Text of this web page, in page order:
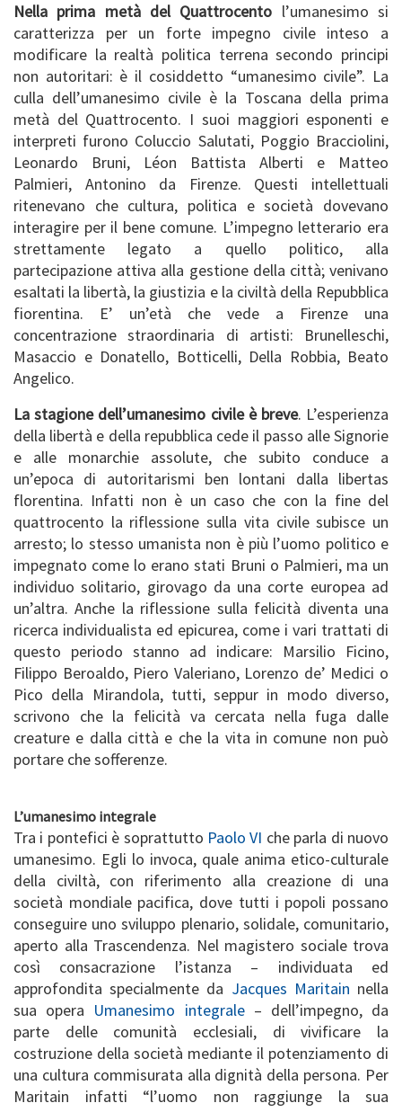
Nella prima metà del Quattrocento l’umanesimo si
caratterizza per un forte impegno civile inteso a
modificare la realtà politica terrena secondo principi
non autoritari: è il cosiddetto “umanesimo civile”. La
culla dell’umanesimo civile è la Toscana della prima
metà del Quattrocento. I suoi maggiori esponenti e
interpreti furono Coluccio Salutati, Poggio Bracciolini,
Leonardo Bruni, Léon Battista Alberti e Matteo
Palmieri, Antonino da Firenze. Questi intellettuali
ritenevano che cultura, politica e società dovevano
interagire per il bene comune. L’impegno letterario era
strettamente legato a quello politico, alla
partecipazione attiva alla gestione della città; venivano
esaltati la libertà, la giustizia e la civiltà della Repubblica
fiorentina. E’ un’età che vede a Firenze una
concentrazione straordinaria di artisti: Brunelleschi,
Masaccio e Donatello, Botticelli, Della Robbia, Beato
Angelico.
La stagione dell’umanesimo civile è breve. L’esperienza
della libertà e della repubblica cede il passo alle Signorie
e alle monarchie assolute, che subito conduce a
un’epoca di autoritarismi ben lontani dalla libertas
florentina. Infatti non è un caso che con la fine del
quattrocento la riflessione sulla vita civile subisce un
arresto; lo stesso umanista non è più l’uomo politico e
impegnato come lo erano stati Bruni o Palmieri, ma un
individuo solitario, girovago da una corte europea ad
un’altra. Anche la riflessione sulla felicità diventa una
ricerca individualista ed epicurea, come i vari trattati di
questo periodo stanno ad indicare: Marsilio Ficino,
Filippo Beroaldo, Piero Valeriano, Lorenzo de’ Medici o
Pico della Mirandola, tutti, seppur in modo diverso,
scrivono che la felicità va cercata nella fuga dalle
creature e dalla città e che la vita in comune non può
portare che sofferenze.
L’umanesimo integrale
Tra i pontefici è soprattutto Paolo VI che parla di nuovo
umanesimo. Egli lo invoca, quale anima etico-culturale
della civiltà, con riferimento alla creazione di una
società mondiale pacifica, dove tutti i popoli possano
conseguire uno sviluppo plenario, solidale, comunitario,
aperto alla Trascendenza. Nel magistero sociale trova
così consacrazione l’istanza – individuata ed
approfondita specialmente da Jacques Maritain nella
sua opera Umanesimo integrale– dell’impegno, da
parte delle comunità ecclesiali, di vivificare la
costruzione della società mediante il potenziamento di
una cultura commisurata alla dignità della persona. Per
Maritain infatti “l’uomo non raggiunge la sua